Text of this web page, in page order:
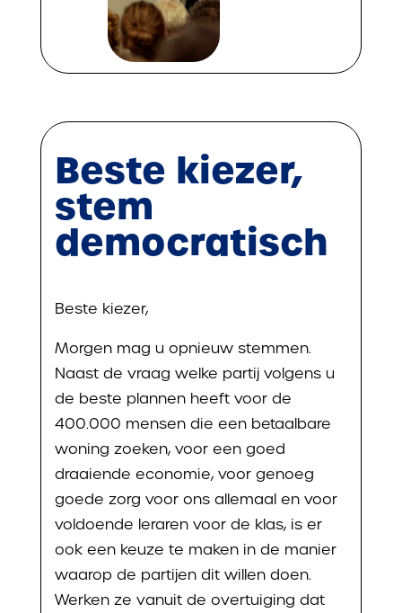
Beste kiezer,
stem
democratisch
Beste kiezer,
Morgen mag u opnieuw stemmen.
Naast de vraag welke partij volgens u
de beste plannen heeft voor de
400.000 mensen die een betaalbare
woning zoeken, voor een goed
draaiende economie, voor genoeg
goede zorg voor ons allemaal en voor
voldoende leraren voor de klas, is er
ook een keuze te maken in de manier
waarop de partijen dit willen doen.
Werken ze vanuit de overtuiging dat